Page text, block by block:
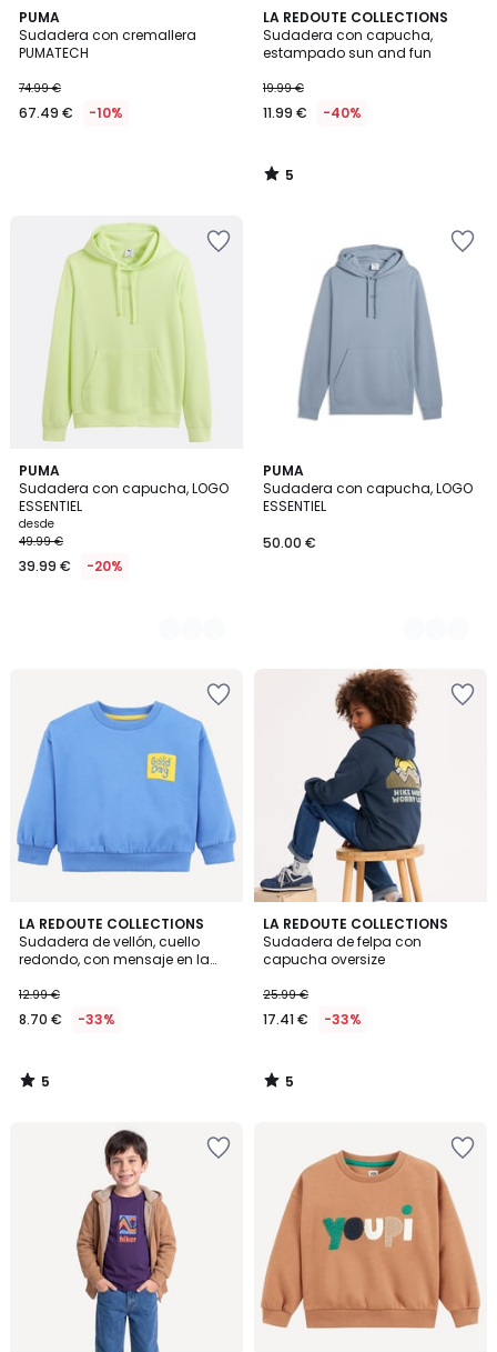
PUMA
Sudadera con cremallera
PUMATECH
74.99 €
67.49 € -10%
LA REDOUTE COLLECTIONS
Sudadera con capucha,
estampado sun and fun
19.99 €
11.99 € -40%
5
/
5
5
/
PUMA
Sudadera con capucha, LOGO
ESSENTIEL
desde
49.99 €
39.99 € -20%
5
Colores
PUMA
Sudadera con capucha, LOGO
ESSENTIEL
50.00 €
3
Colores
LA REDOUTE COLLECTIONS
Sudadera de vellón, cuello
redondo, con mensaje en la
12.99 €
8.70 € -33%
5
/
5
5
/
LA REDOUTE COLLECTIONS
Sudadera de felpa con
capucha oversize
25.99 €
17.41 € -33%
5
/
5
5
/